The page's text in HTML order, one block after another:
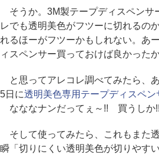
そうか。3M製テープディスペンサ
レでも透明美色がフツーに切れるの
れるほーがフツーかもしれない。あ
ィスペンサー買っておけば良かったか
と思ってアレコレ調べてみたら、
5日に透明美色専用テープディスペン
なななナンだってぇ～!! 買うし
そして使ってみたら、これもまた
瞬「切りにくい透明美色が切りやす